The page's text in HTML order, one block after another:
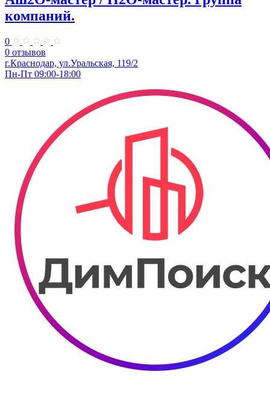
компаний.
0
0 отзывов
г.Краснодар, ул.Уральская, 119/2
Пн-Пт 09:00-18:00